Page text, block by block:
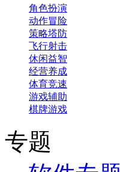
角色扮演
动作冒险
策略塔防
飞行射击
休闲益智
经营养成
体育竞速
游戏辅助
棋牌游戏
专题